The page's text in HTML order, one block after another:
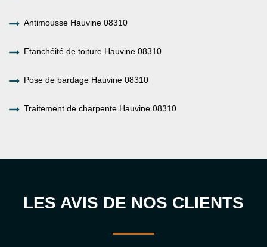
Antimousse Hauvine 08310
Etanchéité de toiture Hauvine 08310
Pose de bardage Hauvine 08310
Traitement de charpente Hauvine 08310
LES AVIS DE NOS CLIENTS